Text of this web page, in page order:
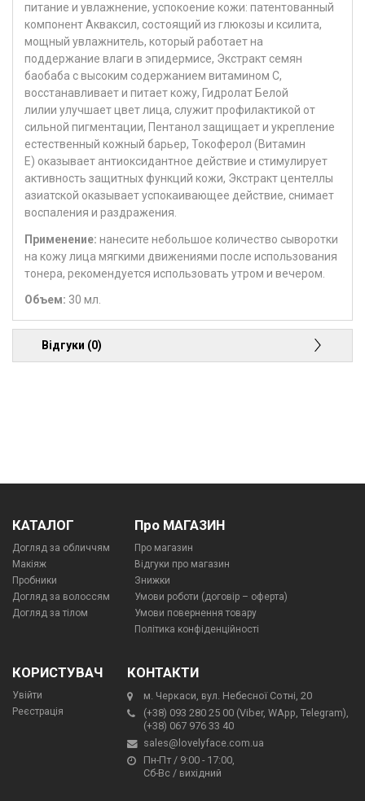
питание и увлажнение, успокоение кожи: патентованный
компонент Акваксил, состоящий из глюкозы и ксилита,
мощный увлажнитель, который работает на
поддержание влаги в эпидермисе, Экстракт семян
баобаба с высоким содержанием витамином С,
восстанавливает и питает кожу, Гидролат Белой
лилии улучшает цвет лица, служит профилактикой от
сильной пигментации, Пентанол защищает и укрепление
естественный кожный барьер, Токоферол (Витамин
Е) оказывает антиоксидантное действие и стимулирует
активность защитных функций кожи, Экстракт центеллы
азиатской оказывает успокаивающее действие, снимает
воспаления и раздражения.
Применение: нанесите небольшое количество сыворотки
на кожу лица мягкими движениями после использования
тонера, рекомендуется использовать утром и вечером.
Объем: 30 мл.
Відгуки (0)
КАТАЛОГ
Догляд за обличчям
Макіяж
Пробники
Догляд за волоссям
Догляд за тілом
Про МАГАЗИН
Про магазин
Відгуки про магазин
Знижки
Умови роботи (договір – оферта)
Умови повернення товару
Політика конфіденційності
КОРИСТУВАЧ
Увійти
Реєстрація
КОНТАКТИ
м. Черкаси, вул. Небесної Сотні, 20
(+38) 093 280 25 00 (Viber, WApp, Telegram),
(+38) 067 976 33 40
sales@lovelyface.com.ua
Пн-Пт / 9:00 - 17:00,
Сб-Вс / вихідний